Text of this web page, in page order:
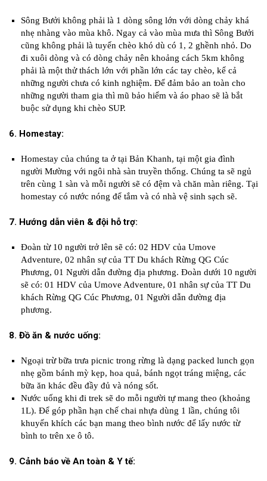
Sông Bưởi không phải là 1 dòng sông lớn với dòng chảy khá
nhẹ nhàng vào mùa khô. Ngay cả vào mùa mưa thì Sông Bưởi
cũng không phải là tuyến chèo khó dù có 1, 2 ghềnh nhỏ. Do
đi xuôi dòng và có dòng chảy nên khoảng cách 5km không
phải là một thử thách lớn với phần lớn các tay chèo, kể cả
những người chưa có kinh nghiệm. Để đảm bảo an toàn cho
những người tham gia thì mũ bảo hiểm và áo phao sẽ là bắt
buộc sử dụng khi chèo SUP.
6. Homestay:
Homestay của chúng ta ở tại Bản Khanh, tại một gia đình
người Mường với ngôi nhà sàn truyền thống. Chúng ta sẽ ngủ
trên cùng 1 sàn và mỗi người sẽ có đệm và chăn màn riêng. Tại
homestay có nước nóng để tắm và có nhà vệ sinh sạch sẽ.
7. Hướng dẫn viên & đội hỗ trợ:
Đoàn từ 10 người trở lên sẽ có: 02 HDV của Umove
Adventure, 02 nhân sự của TT Du khách Rừng QG Cúc
Phương, 01 Người dẫn đường địa phương. Đoàn dưới 10 người
sẽ có: 01 HDV của Umove Adventure, 01 nhân sự của TT Du
khách Rừng QG Cúc Phương, 01 Người dẫn đường địa
phương.
8. Đồ ăn & nước uống:
Ngoại trừ bữa trưa picnic trong rừng là dạng packed lunch gọn
nhẹ gồm bánh mỳ kẹp, hoa quả, bánh ngọt tráng miệng, các
bữa ăn khác đều đầy đủ và nóng sốt.
Nước uống khi đi trek sẽ do mỗi người tự mang theo (khoảng
1L). Để góp phần hạn chế chai nhựa dùng 1 lần, chúng tôi
khuyến khích các bạn mang theo bình nước để lấy nước từ
bình to trên xe ô tô.
9. Cảnh báo về An toàn & Y tế: